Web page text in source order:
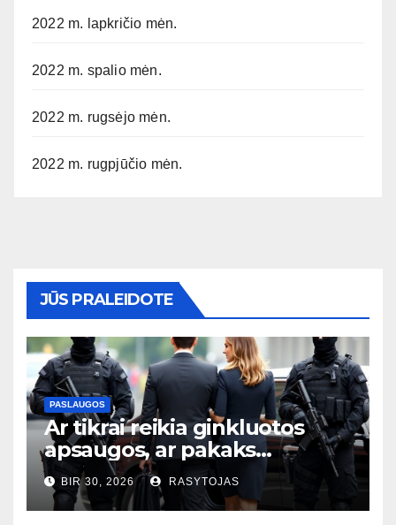
2022 m. lapkričio mėn.
2022 m. spalio mėn.
2022 m. rugsėjo mėn.
2022 m. rugpjūčio mėn.
JŪS PRALEIDOTE
PASLAUGOS
Ar tikrai reikia ginkluotos
apsaugos, ar pakaks
išmaniųjų kamerų?
BIR 30, 2026 RASYTOJAS